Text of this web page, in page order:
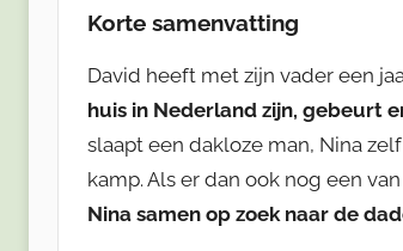
Korte samenvatting
David heeft met zijn vader een
huis in Nederland zijn, gebeurt
slaapt een dakloze man, Nina
kamp. Als er dan ook nog een
Nina samen op zoek naar de